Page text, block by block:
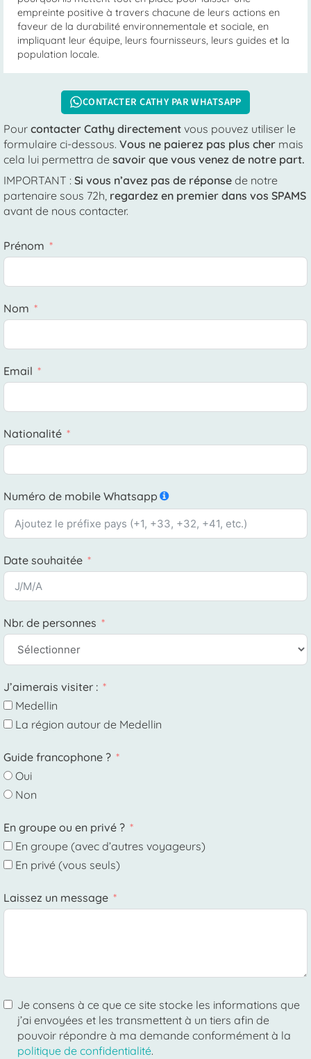
empreinte positive à travers chacune de leurs actions en
faveur de la durabilité environnementale et sociale, en
impliquant leur équipe, leurs fournisseurs, leurs guides et la
population locale.
CONTACTER CATHY PAR WHATSAPP
Pour contacter Cathy directement vous pouvez utiliser le
formulaire ci-dessous. Vous ne paierez pas plus cher mais
cela lui permettra de savoir que vous venez de notre part.
IMPORTANT : Si vous n’avez pas de réponse de notre
partenaire sous 72h regardez en premier dans vos SPAMS
avant de nous contacter.
Prénom
Nom
Email
Nationalité
Numéro de mobile Whatsapp
Date souhaitée
Nbr. de personnes
J’aimerais visiter :
Medellin
La région autour de Medellin
Guide francophone ?
Oui
Non
En groupe ou en privé ?
En groupe (avec d’autres voyageurs)
En privé (vous seuls)
Laissez un message
Je consens à ce que ce site stocke les informations que
j’ai envoyées et les transmettent à un tiers afin de
pouvoir répondre à ma demande conformément à la
politique de confidentialité.